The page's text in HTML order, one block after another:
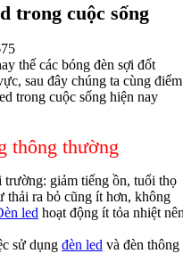
trong cuộc sống
thế các bóng đèn sợi đốt
sau đây chúng ta cùng điểm
trong cuộc sống hiện nay
thông thường
trường: giảm tiếng ồn, tuổi thọ
thải ra bỏ cũng ít hơn, không
led hoạt động ít tỏa nhiệt
sử dụng đèn led và đèn thông